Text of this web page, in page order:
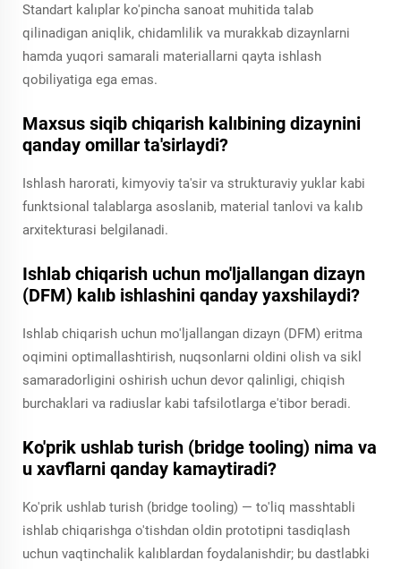
Standart kalıplar ko'pincha sanoat muhitida talab
qilinadigan aniqlik, chidamlilik va murakkab dizaynlarni
hamda yuqori samarali materiallarni qayta ishlash
qobiliyatiga ega emas.
Maxsus siqib chiqarish kalıbining dizaynini
qanday omillar ta'sirlaydi?
Ishlash harorati, kimyoviy ta'sir va strukturaviy yuklar kabi
funktsional talablarga asoslanib, material tanlovi va kalıb
arxitekturasi belgilanadi.
Ishlab chiqarish uchun mo'ljallangan dizayn
(DFM) kalıb ishlashini qanday yaxshilaydi?
Ishlab chiqarish uchun mo'ljallangan dizayn (DFM) eritma
oqimini optimallashtirish, nuqsonlarni oldini olish va sikl
samaradorligini oshirish uchun devor qalinligi, chiqish
burchaklari va radiuslar kabi tafsilotlarga e'tibor beradi.
Ko'prik ushlab turish (bridge tooling) nima va
u xavflarni qanday kamaytiradi?
Ko'prik ushlab turish (bridge tooling) — to'liq masshtabli
ishlab chiqarishga o'tishdan oldin prototipni tasdiqlash
uchun vaqtinchalik kalıblardan foydalanishdir; bu dastlabki